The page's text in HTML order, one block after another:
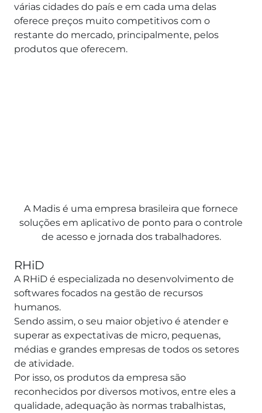
várias cidades do país e em cada uma delas
oferece preços muito competitivos com o
restante do mercado, principalmente, pelos
produtos que oferecem.
A Madis é uma empresa brasileira que fornece
soluções em aplicativo de ponto para o controle
de acesso e jornada dos trabalhadores.
RHiD
A RHiD é especializada no desenvolvimento de
softwares focados na gestão de recursos
humanos.
Sendo assim, o seu maior objetivo é atender e
superar as expectativas de micro, pequenas,
médias e grandes empresas de todos os setores
de atividade.
Por isso, os produtos da empresa são
reconhecidos por diversos motivos, entre eles a
qualidade, adequação às normas trabalhistas,